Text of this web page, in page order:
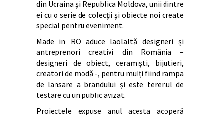
din Ucraina și Republica Moldova, unii dintre
ei cu o serie de colecții și obiecte noi create
special pentru eveniment.
Made in RO aduce laolaltă designeri și
antreprenori creativi din România –
designeri de obiect, ceramiști, bijutieri,
creatori de modă -, pentru mulți fiind rampa
de lansare a brandului și este terenul de
testare cu un public avizat.
Proiectele expuse anul acesta acoperă